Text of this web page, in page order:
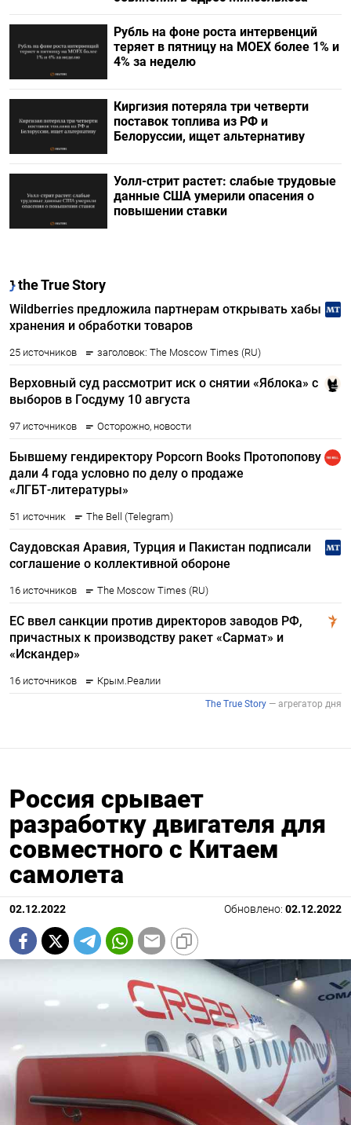
Рубль на фоне роста интервенций
теряет в пятницу на МОЕХ более 1% и
4% за неделю
Киргизия потеряла три четверти
поставок топлива из РФ и
Белоруссии, ищет альтернативу
Уолл-стрит растет: слабые трудовые
данные США умерили опасения о
повышении ставки
Россия срывает
разработку двигателя для
совместного с Китаем
самолета
02.12.2022 Обновлено: 02.12.2022